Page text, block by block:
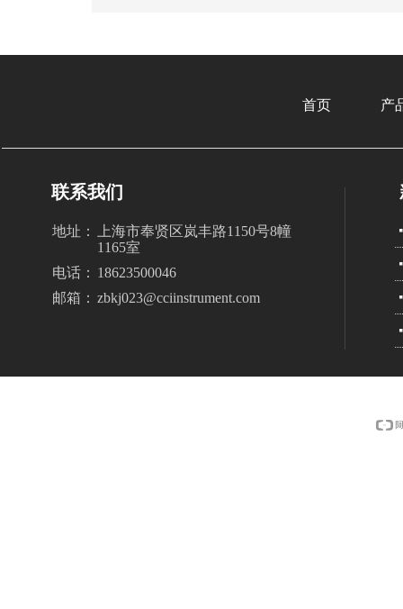
联系我们
地址：
上海市奉贤区岚丰路1150号8幢
1165室
电话： 18623500046
邮箱： zbkj023@cciinstrument.com
首页 产